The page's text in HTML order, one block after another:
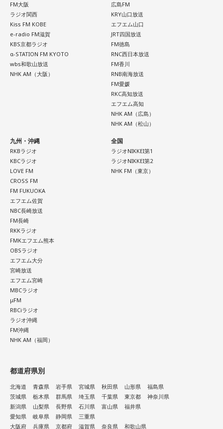
FM大阪
ラジオ関西
Kiss FM KOBE
e-radio FM滋賀
KBS京都ラジオ
α-STATION FM KYOTO
wbs和歌山放送
NHK AM（大阪）
広島FM
KRY山口放送
エフエム山口
JRT四国放送
FM徳島
RNC西日本放送
FM香川
RNB南海放送
FM愛媛
RKC高知放送
エフエム高知
NHK AM（広島）
NHK AM（松山）
九州・沖縄
RKBラジオ
KBCラジオ
LOVE FM
CROSS FM
FM FUKUOKA
エフエム佐賀
NBC長崎放送
FM長崎
RKKラジオ
FMKエフエム熊本
OBSラジオ
エフエム大分
宮崎放送
エフエム宮崎
MBCラジオ
μFM
RBCiラジオ
ラジオ沖縄
FM沖縄
NHK AM（福岡）
全国
ラジオNIKKEI第1
ラジオNIKKEI第2
NHK FM（東京）
都道府県別
北海道 青森県 岩手県 宮城県 秋田県 山形県
福島県
茨城県
栃木県 群馬県 埼玉県 千葉県 東京都
神奈川県
新潟県
山梨県 長野県 石川県 富山県
福井県
愛知県
岐阜県 静岡県
三重県
大阪府
兵庫県 京都府 滋賀県 奈良県 和歌山県